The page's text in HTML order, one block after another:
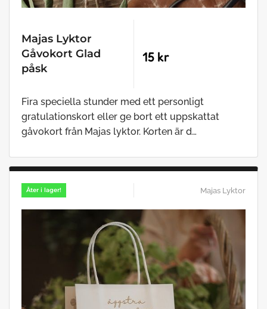
Majas Lyktor
Gåvokort Glad
påsk
15 kr
Fira speciella stunder med ett personligt
gratulationskort eller ge bort ett uppskattat
gåvokort från Majas lyktor. Korten är d…
Åter i lager! Majas Lyktor